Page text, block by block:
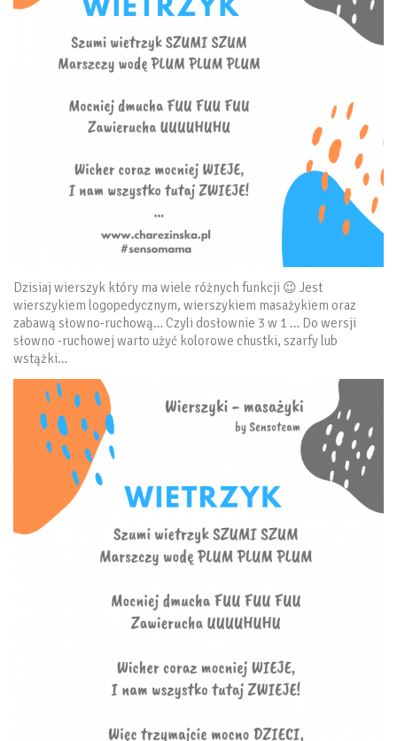
Dzisiaj wierszyk który ma wiele różnych funkcji 😉 Jest
wierszykiem logopedycznym, wierszykiem masażykiem oraz
zabawą słowno-ruchową… Czyli dosłownie 3 w 1 … Do wersji
słowno -ruchowej warto użyć kolorowe chustki, szarfy lub
wstążki…